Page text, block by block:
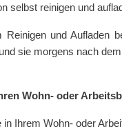
selbst reinigen und
Reinigen und Aufladen
sie morgens nach
Wohn- oder
in Ihrem Wohn- oder